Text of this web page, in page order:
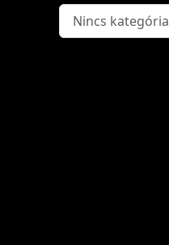
Nincs kategória